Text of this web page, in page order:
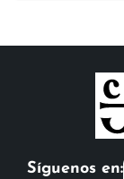
Síguenos en: